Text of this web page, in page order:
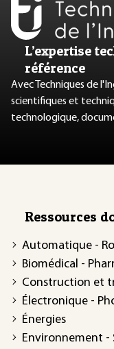
L’expertise
référence
Avec Techniques de
scientifiques et
technologique,
Ressources
Automatique -
Biomédical -
Construction et
Électronique -
Énergies
Environnement -